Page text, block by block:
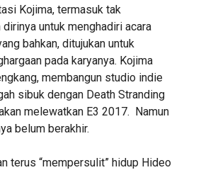
Kojima, termasuk tak
untuk menghadiri acara
bahkan, ditujukan untuk
pada karyanya. Kojima
membangun studio indie
sibuk dengan Death Stranding
melewatkan E3 2017. Namun
belum berakhir.
terus “mempersulit” hidup Hideo